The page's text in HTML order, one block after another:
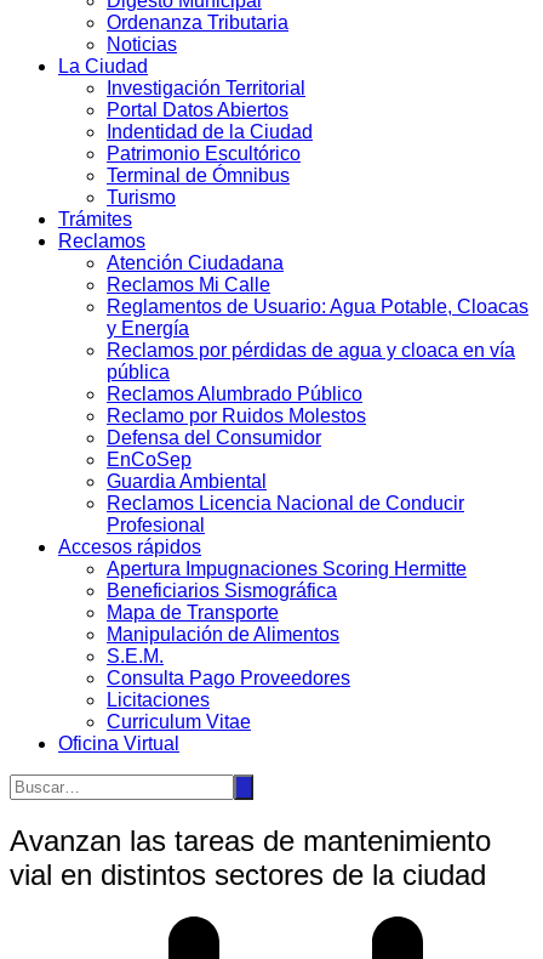
Ordenanza Tributaria
Noticias
La Ciudad
Investigación Territorial
Portal Datos Abiertos
Indentidad de la Ciudad
Patrimonio Escultórico
Terminal de Ómnibus
Turismo
Trámites
Reclamos
Atención Ciudadana
Reclamos Mi Calle
Reglamentos de Usuario: Agua Potable, Cloacas
y Energía
Reclamos por pérdidas de agua y cloaca en vía
pública
Reclamos Alumbrado Público
Reclamo por Ruidos Molestos
Defensa del Consumidor
EnCoSep
Guardia Ambiental
Reclamos Licencia Nacional de Conducir
Profesional
Accesos rápidos
Apertura Impugnaciones Scoring Hermitte
Beneficiarios Sismográfica
Mapa de Transporte
Manipulación de Alimentos
S.E.M.
Consulta Pago Proveedores
Licitaciones
Curriculum Vitae
Oficina Virtual
Avanzan las tareas de mantenimiento
vial en distintos sectores de la ciudad